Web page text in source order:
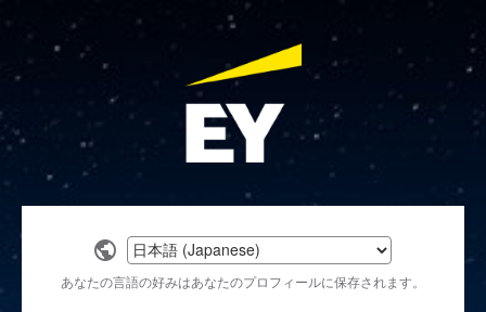
Select
a
language
あなたの言語の好みはあなたのプロフィールに保存されます。